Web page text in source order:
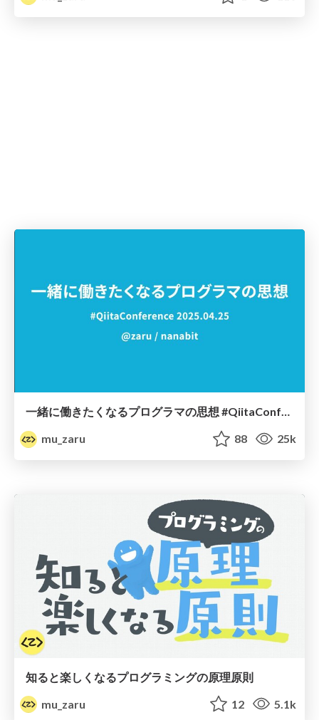
一緒に働きたくなるプログラマの思想 #QiitaConference
mu_zaru
88 25k
知ると楽しくなるプログラミングの原理原則
mu_zaru
12 5.1k